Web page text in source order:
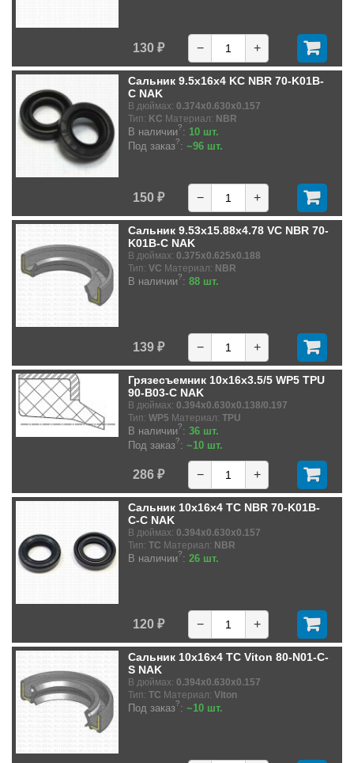
130 ₽ − +
Сальник 9.5x16x4 KC NBR 70-K01B-
C NAK
В дюймах: 0.374x0.630x0.157
Тип: KC Материал: NBR
В наличии?: 10 шт.
Под заказ?: ~96 шт.
150 ₽ − +
Сальник 9.53x15.88x4.78 VC NBR 70-
K01B-C NAK
В дюймах: 0.375x0.625x0.188
Тип: VC Материал: NBR
В наличии?: 88 шт.
139 ₽ − +
Грязесъемник 10x16x3.5/5 WP5 TPU
90-B03-C NAK
В дюймах: 0.394x0.630x0.138/0.197
Тип: WP5 Материал: TPU
В наличии?: 36 шт.
Под заказ?: ~10 шт.
286 ₽ − +
Сальник 10x16x4 TC NBR 70-K01B-
C-C NAK
В дюймах: 0.394x0.630x0.157
Тип: TC Материал: NBR
В наличии?: 26 шт.
120 ₽ − +
Сальник 10x16x4 TC Viton 80-N01-C-
S NAK
В дюймах: 0.394x0.630x0.157
Тип: TC Материал: Viton
Под заказ?: ~10 шт.